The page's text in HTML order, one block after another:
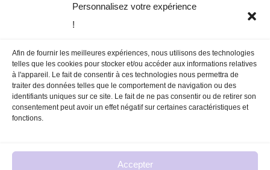
Personnalisez votre expérience
!
Afin de fournir les meilleures expériences, nous utilisons des technologies
telles que les cookies pour stocker et/ou accéder aux informations relatives
à l'appareil. Le fait de consentir à ces technologies nous permettra de
traiter des données telles que le comportement de navigation ou des
identifiants uniques sur ce site. Le fait de ne pas consentir ou de retirer son
consentement peut avoir un effet négatif sur certaines caractéristiques et
fonctions.
Accepter
TITRES
PIERRE : PERLE SAPHIR 19ÈME GENRE :
BIJOUX
FEMMES ANCIENS ET VINTAGE